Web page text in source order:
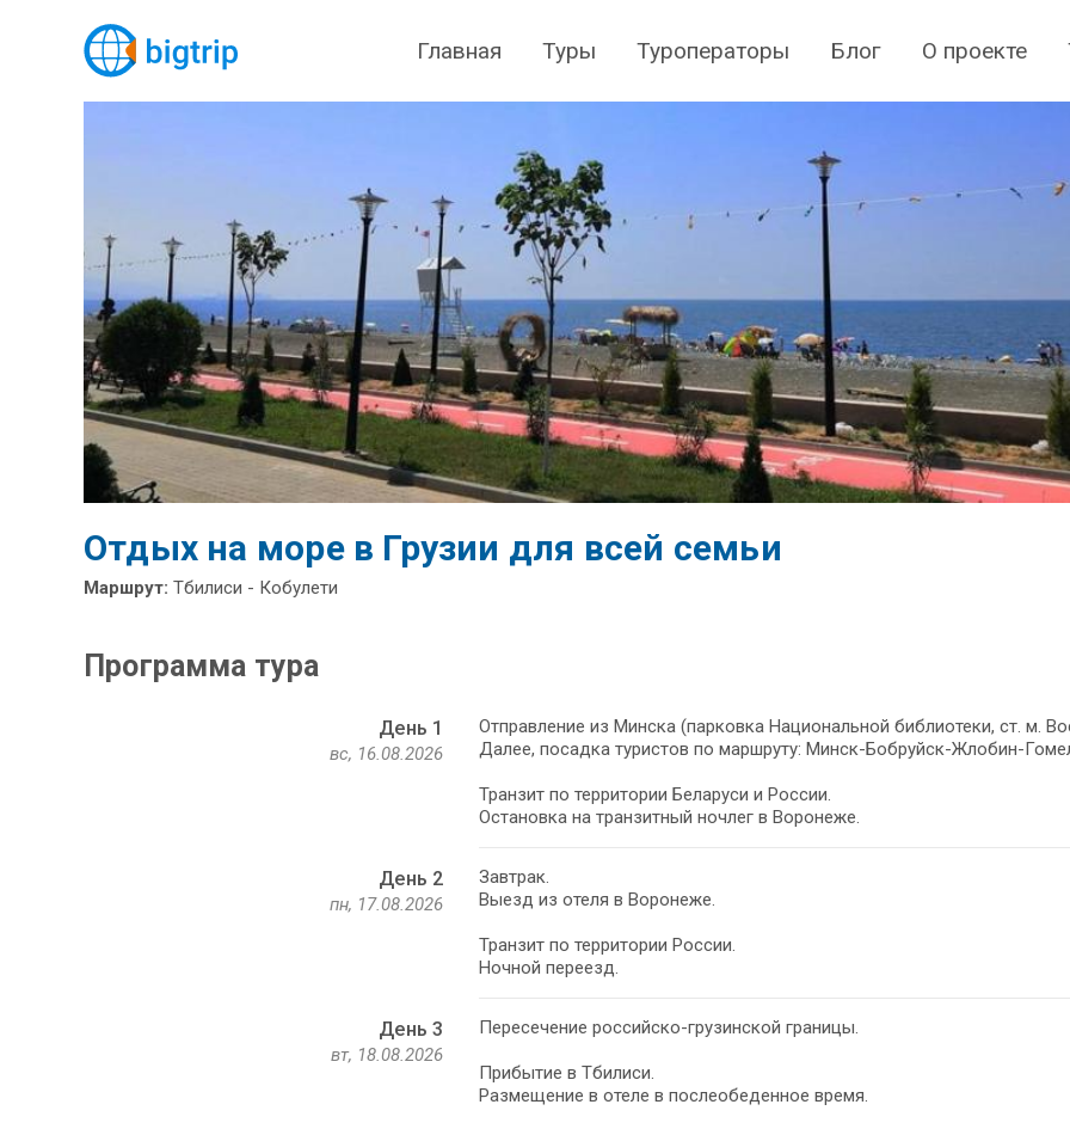
Главная Туры Туроператоры Блог О проекте
Отдых на море в Грузии для всей семьи
Маршрут: Тбилиси - Кобулети
Программа тура
День 1
вс, 16.08.2026
Отправление из Минска (парковка Национальной библиотеки, ст. м.
Далее, посадка туристов по маршруту: Минск-Бобруйск-Жлобин-
Транзит по территории Беларуси и России.
Остановка на транзитный ночлег в Воронеже.
День 2
пн, 17.08.2026
Завтрак.
Выезд из отеля в Воронеже.
Транзит по территории России.
Ночной переезд.
День 3
вт, 18.08.2026
Пересечение российско-грузинской границы.
Прибытие в Тбилиси.
Размещение в отеле в послеобеденное время.